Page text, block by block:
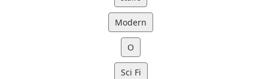
Modern
O
Sci Fi